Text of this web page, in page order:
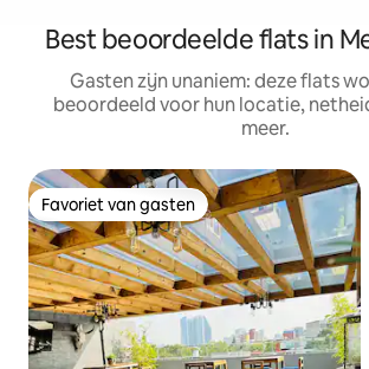
Best beoordeelde flats in
Gasten zijn unaniem: deze flats
beoordeeld voor hun locatie,
meer.
Favoriet van gasten
Favoriet van gasten